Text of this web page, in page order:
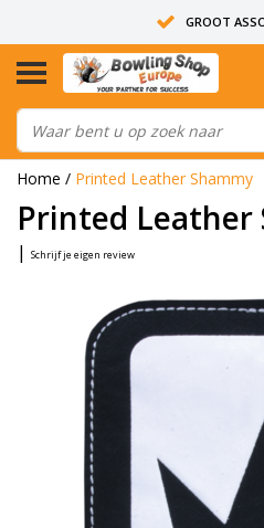
GROOT
14 DAGEN
ALLE
Home / Printed Leather Shammy
Printed Leather
| Schrijf je eigen review